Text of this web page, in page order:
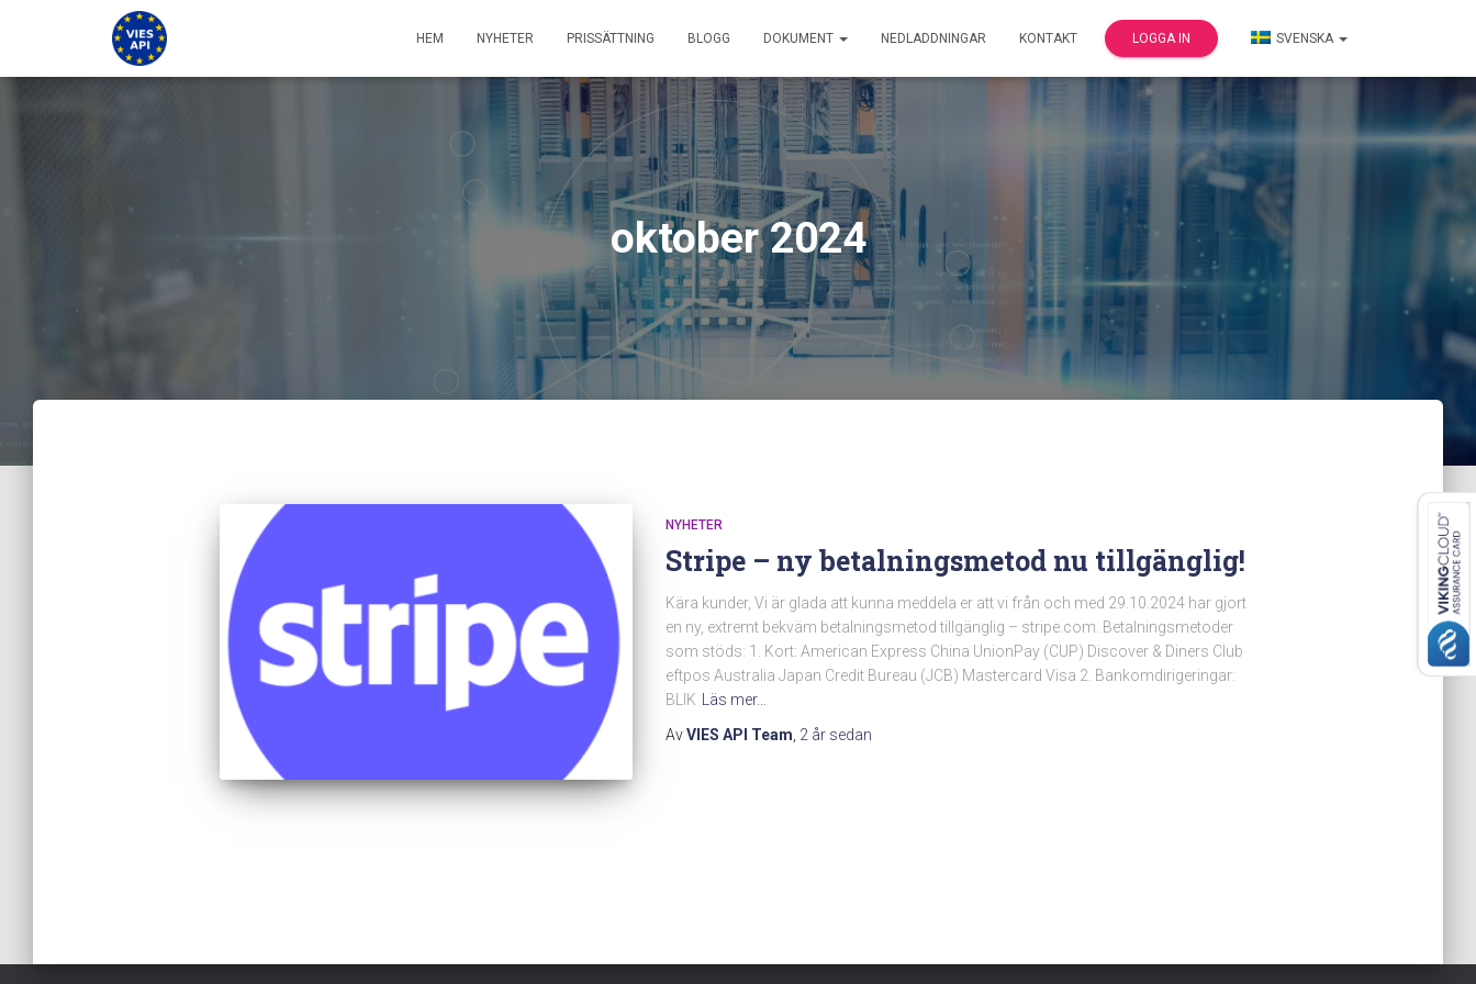
HEM NYHETER PRISSÄTTNING BLOGG DOKUMENT NEDLADDNINGAR KONTAKT LOGGA IN SVENSKA
oktober 2024
NYHETER
Stripe – ny betalningsmetod nu tillgänglig!
Kära kunder, Vi är glada att kunna meddela er att vi från och med 29.10.2024 har gjort
en ny, extremt bekväm betalningsmetod tillgänglig – stripe.com. Betalningsmetoder
som stöds: 1. Kort: American Express China UnionPay (CUP) Discover & Diners Club
eftpos Australia Japan Credit Bureau (JCB) Mastercard Visa 2. Bankomdirigeringar:
BLIK
Läs mer…
AvVIES API Team 2 årsedan